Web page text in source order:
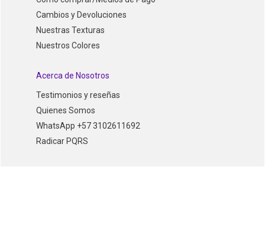
Cambios y Devoluciones
Nuestras Texturas
Nuestros Colores
Acerca de Nosotros
Testimonios y reseñas
Quienes Somos
WhatsApp +57 3102611692
Radicar PQRS